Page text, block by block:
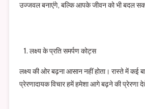
उज्जवल बनाएंगे, बल्कि आपके जीवन को भी बदल
लक्ष्य के प्रति समर्पण कोट्स
लक्ष्य की ओर बढ़ना आसान नहीं होता। रास्ते में कई
प्रेरणादायक विचार हमें हमेशा आगे बढ़ने की प्रेरणा